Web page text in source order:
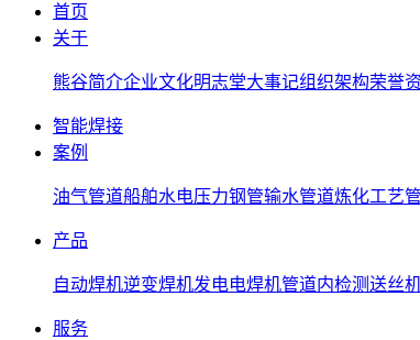
首页
关于
熊谷简介企业文化明志堂大事记组织架构荣誉
智能焊接
案例
油气管道船舶水电压力钢管输水管道炼化工艺
产品
自动焊机逆变焊机发电电焊机管道内检测送丝
服务